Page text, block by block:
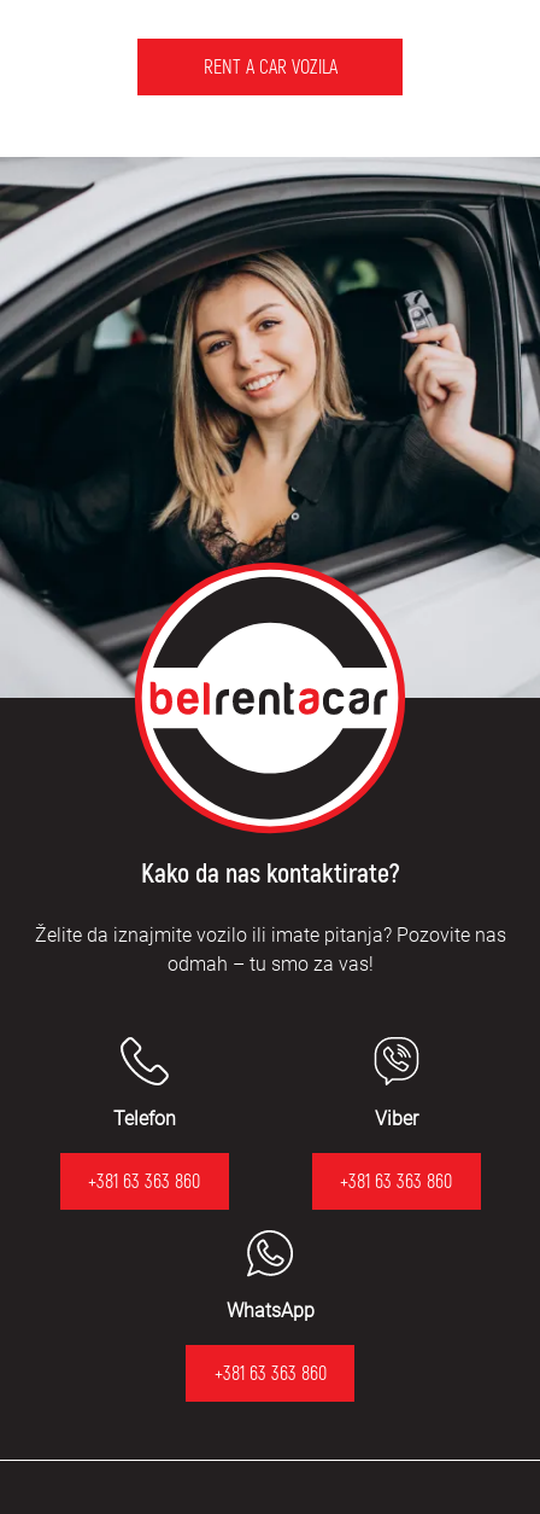
RENT A CAR VOZILA
Kako da nas kontaktirate?
Želite da iznajmite vozilo ili imate pitanja? Pozovite nas
odmah – tu smo za vas!
Telefon
+381 63 363 860
Viber
+381 63 363 860
WhatsApp
+381 63 363 860